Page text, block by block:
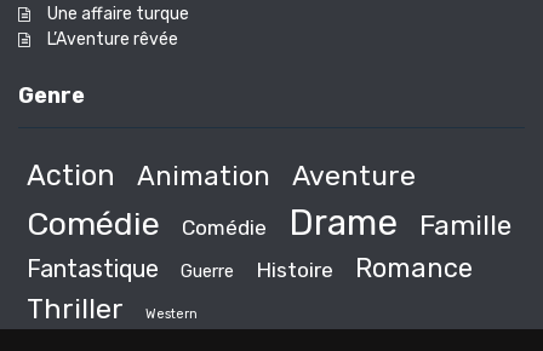
Une affaire turque
L’Aventure rêvée
Genre
Action Animation Aventure
Comédie Comédie Drame Famille
Fantastique Guerre Histoire Romance
Thriller Western